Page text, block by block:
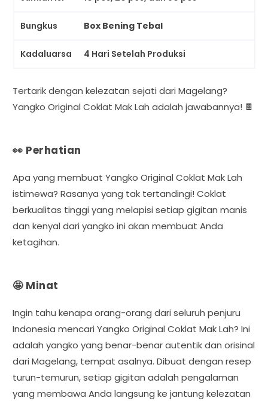
Bungkus Box Bening Tebal
Kadaluarsa 4 Hari Setelah Produksi
Tertarik dengan kelezatan sejati dari Magelang?
Yangko Original Coklat Mak Lah adalah jawabannya! 🍫
👀 Perhatian
Apa yang membuat Yangko Original Coklat Mak Lah
istimewa? Rasanya yang tak tertandingi! Coklat
berkualitas tinggi yang melapisi setiap gigitan manis
dan kenyal dari yangko ini akan membuat Anda
ketagihan.
🤩 Minat
Ingin tahu kenapa orang-orang dari seluruh penjuru
Indonesia mencari Yangko Original Coklat Mak Lah? Ini
adalah yangko yang benar-benar autentik dan orisinal
dari Magelang, tempat asalnya. Dibuat dengan resep
turun-temurun, setiap gigitan adalah pengalaman
yang membawa Anda langsung ke jantung kelezatan